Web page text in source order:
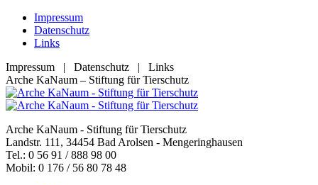
Zum
Inhalt
springen
Impressum
Datenschutz
Links
Impressum | Datenschutz | Links
Facebook
page
opens
new
window
YouTube
page
opens
new
window
RSS
page
opens
new
window
E-
Mail
page
in
new
window
Arche KaNaum – Stiftung für Tierschutz
Arche KaNaum - Stiftung für Tierschutz
Landstr. 111, 34454 Bad Arolsen - Mengeringhausen
Tel.: 0 56 91 / 888 98 00
Mobil: 0 176 / 56 80 78 48